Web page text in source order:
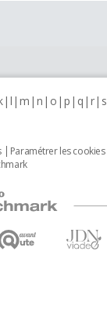
l m n o p q r s
Paramétrer les cookies